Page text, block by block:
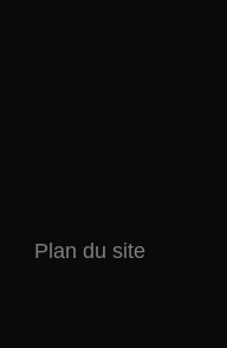
Plan du site